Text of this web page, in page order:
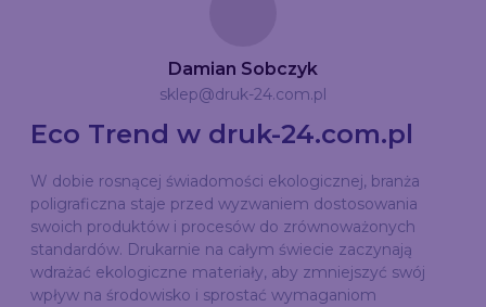
Damian Sobczyk
sklep@druk-24.com.pl
Eco Trend w druk-24.com.pl
W dobie rosnącej świadomości ekologicznej, branża
poligraficzna staje przed wyzwaniem dostosowania
swoich produktów i procesów do zrównoważonych
standardów. Drukarnie na całym świecie zaczynają
wdrażać ekologiczne materiały, aby zmniejszyć swój
wpływ na środowisko i sprostać wymaganiom